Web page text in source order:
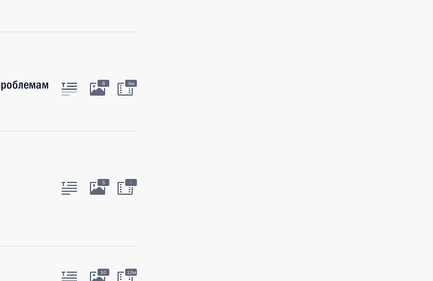
6 4м
5 :
10 12м